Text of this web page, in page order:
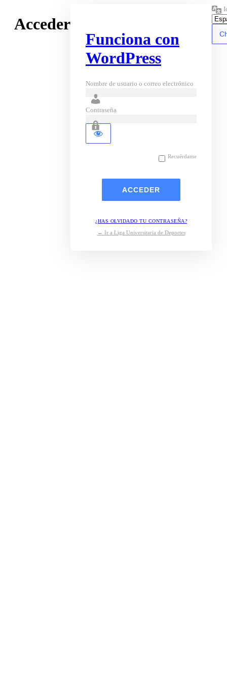
Acceder
Funciona con
WordPress
Nombre de usuario o correo electrónico
Contraseña
Recuérdame
¿HAS OLVIDADO TU CONTRASEÑA?
← Ir a Liga Universitaria de Deportes